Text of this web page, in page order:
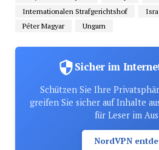
Internationalen Strafgerichtshof
Péter Magyar
Ungarn
Sicher im
Schützen Sie Ihre
greifen Sie sicher auf Inhalte
für Leser im
NordVPN